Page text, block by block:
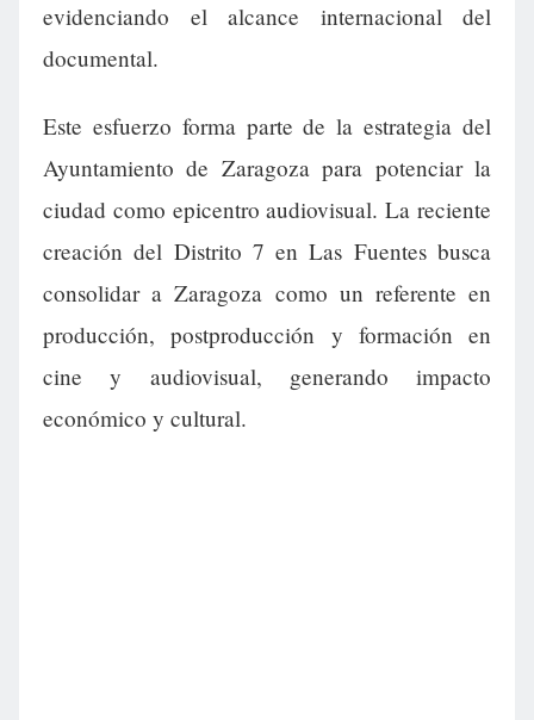
evidenciando el alcance internacional del
documental.
Este esfuerzo forma parte de la estrategia del
Ayuntamiento de Zaragoza para potenciar la
ciudad como epicentro audiovisual. La reciente
creación del Distrito 7 en Las Fuentes busca
consolidar a Zaragoza como un referente en
producción, postproducción y formación en
cine y audiovisual, generando impacto
económico y cultural.